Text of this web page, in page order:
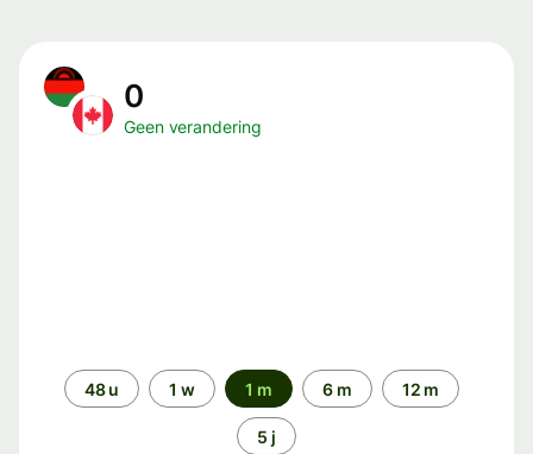
0
Geen verandering
Periode48 u 1 w 1 m 6 m 12 m
5 j